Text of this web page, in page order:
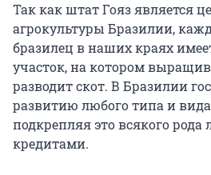
Так как штат Гояз является
агрокультуры Бразилии,
бразилец в наших краях
участок, на котором
разводит скот. В Бразилии
развитию любого типа и вида
подкрепляя это всякого
кредитами.